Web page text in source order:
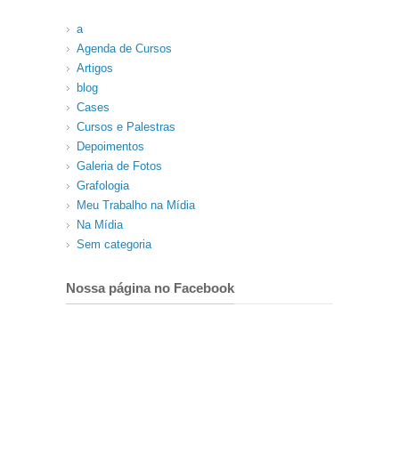
a
Agenda de Cursos
Artigos
blog
Cases
Cursos e Palestras
Depoimentos
Galeria de Fotos
Grafologia
Meu Trabalho na Mídia
Na Mídia
Sem categoria
Nossa página no Facebook